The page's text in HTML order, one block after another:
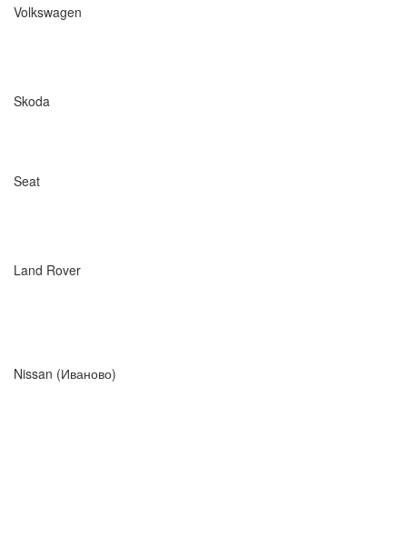
Volkswagen
Skoda
Seat
Land Rover
Nissan (Иваново)